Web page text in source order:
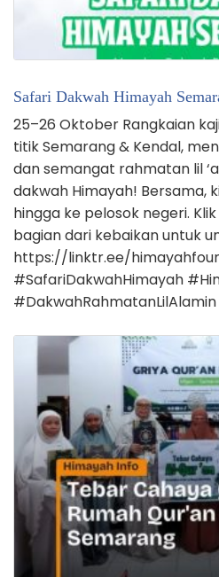
Safari Dakwah Himayah
25–26 Oktober Rangkaian
titik Semarang & Kendal,
dan semangat rahmatan lil
dakwah Himayah! Bersama,
hingga ke pelosok negeri.
bagian dari kebaikan untuk
https://linktr.ee/
#SafariDakwahHimayah
#DakwahRahmatanLilAlamin